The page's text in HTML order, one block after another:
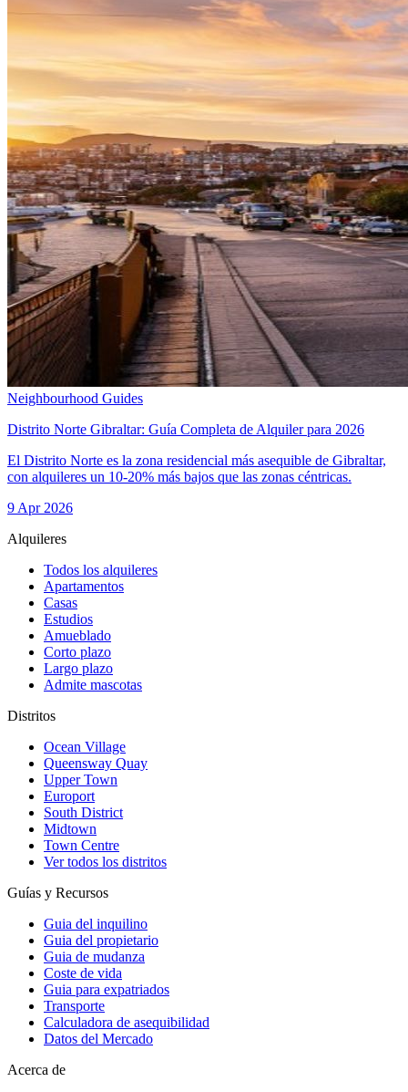
Neighbourhood Guides
Distrito Norte Gibraltar: Guía Completa de Alquiler para 2026
El Distrito Norte es la zona residencial más asequible de Gibraltar,
con alquileres un 10-20% más bajos que las zonas céntricas.
9 Apr 2026
Alquileres
Todos los alquileres
Apartamentos
Casas
Estudios
Amueblado
Corto plazo
Largo plazo
Admite mascotas
Distritos
Ocean Village
Queensway Quay
Upper Town
Europort
South District
Midtown
Town Centre
Ver todos los distritos
Guías y Recursos
Guia del inquilino
Guia del propietario
Guia de mudanza
Coste de vida
Guia para expatriados
Transporte
Calculadora de asequibilidad
Datos del Mercado
Acerca de